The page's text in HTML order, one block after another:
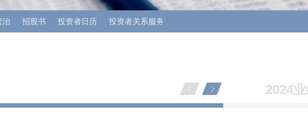
治 招股书 投资者日历 投资者关系服务
2024